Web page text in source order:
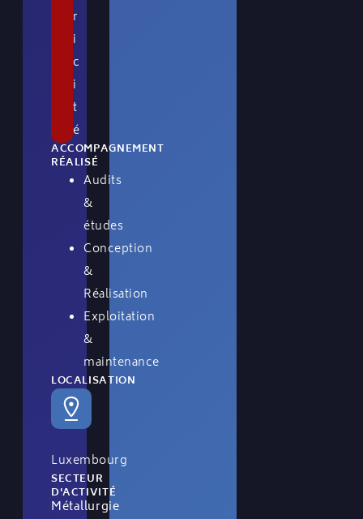
r
i
c
i
t
é
ACCOMPAGNEMENT
RÉALISÉ
Audits
&
études
Conception
&
Réalisation
Exploitation
&
maintenance
LOCALISATION
Luxembourg
SECTEUR
D'ACTIVITÉ
Métallurgie